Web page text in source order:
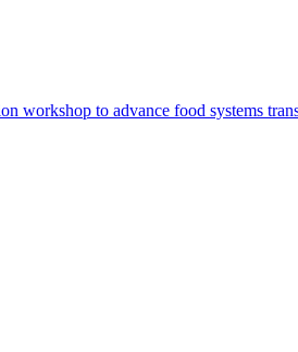
workshop to advance food systems